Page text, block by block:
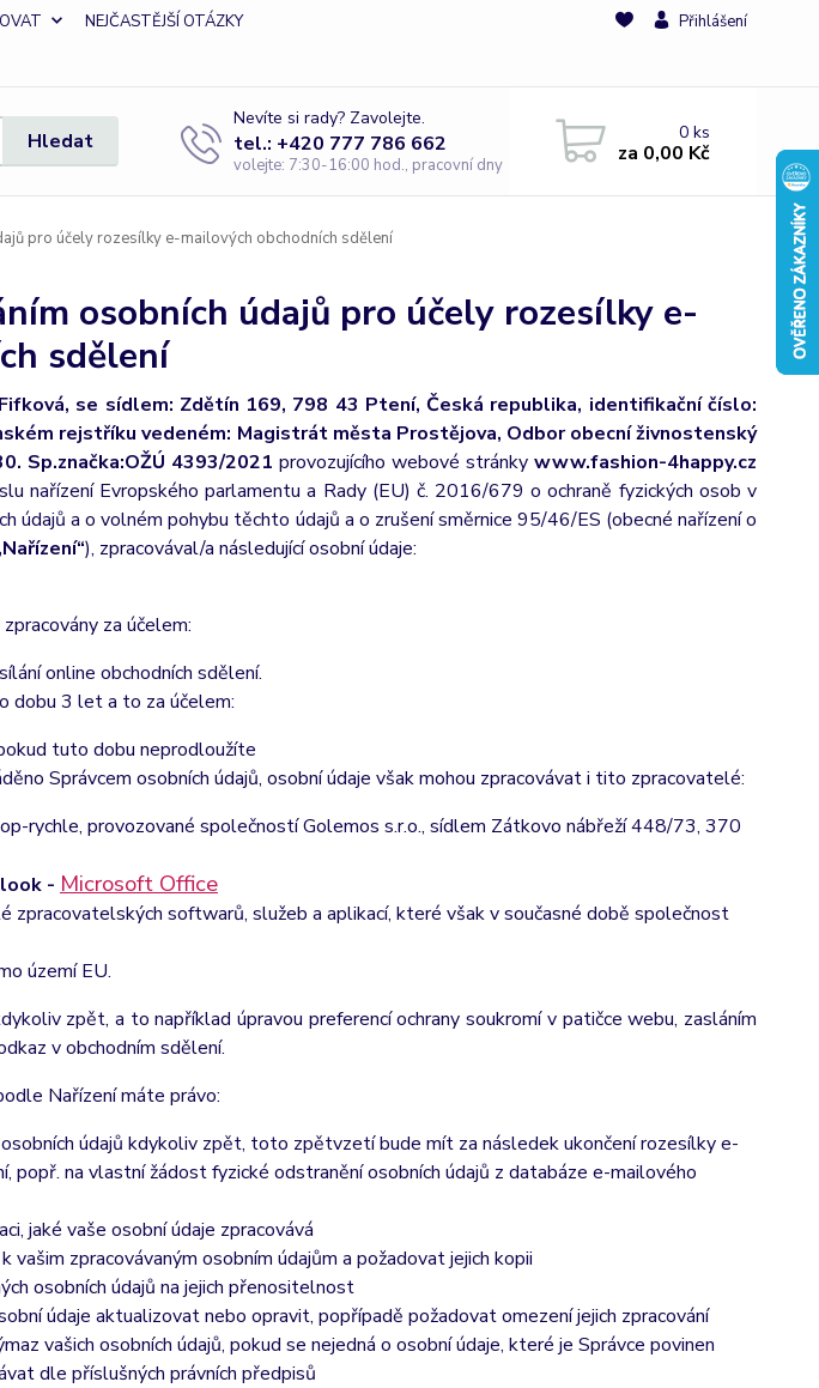
NEJČASTĚJŠÍ OTÁZKY
Přihlášení
Hledat
Nevíte si rady? Zavolejte.
tel.: +420 777 786 662
volejte: 7:30-16:00 hod., pracovní dny
0ks
za 0,00 Kč
pro účely rozesílky e-mailových obchodních sdělení
osobních údajů pro účely rozesílky e-
sdělení
se sídlem: Zdětín 169, 798 43 Ptení, Česká republika, identifikační číslo:
rejstříku vedeném: Magistrát města Prostějova, Odbor obecní živnostenský
Sp.značka:OŽÚ 4393/2021 provozujícího webové stránky www.fashion-4happy.cz
nařízení Evropského parlamentu a Rady (EU) č. 2016/679 o ochraně fyzických osob v
údajů a o volném pohybu těchto údajů a o zrušení směrnice 95/46/ES (obecné nařízení o
), zpracovával/a následující osobní údaje:
za účelem:
online obchodních sdělení.
dobu 3 leta to za účelem:
tuto dobu neprodloužíte
Správcem osobních údajů, osobní údaje však mohou zpracovávat i tito zpracovatelé:
rychle, provozované společností Golemos s.r.o., sídlem Zátkovo nábřeží 448/73, 370
- Microsoft Office
zpracovatelských softwarů, služeb a aplikací, které však v současné době společnost
území EU.
zpět, a tonapříklad úpravou preferencí ochrany soukromí v patičce webu, zasláním
v obchodním sdělení.
Nařízení máte právo:
údajů kdykoliv zpět, toto zpětvzetí bude mít za následekukončení rozesílky e-
popř. na vlastní žádost fyzické odstranění osobních údajů z databáze e-mailového
jaké vaše osobní údaje zpracovává
vašim zpracovávaným osobním údajům a požadovat jejich kopii
osobních údajů na jejich přenositelnost
údaje aktualizovat nebo opravit, popřípadě požadovat omezení jejich zpracování
vašich osobních údajů, pokud se nejedná o osobní údaje, které je Správce povinen
dle příslušných právních předpisů